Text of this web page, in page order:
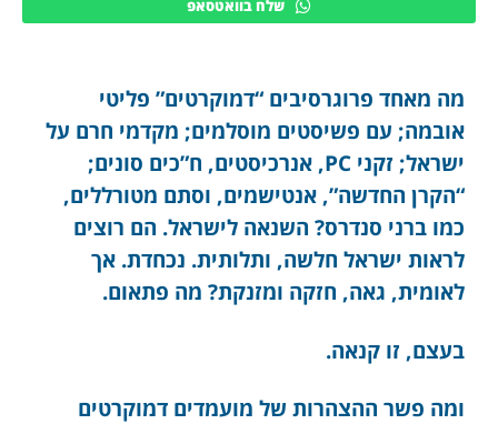
שלח בוואטסאפ
מה מאחד פרוגרסיבים “דמוקרטים” פליטי
אובמה; עם פשיסטים מוסלמים; מקדמי חרם על
ישראל; זקני PC, אנרכיסטים, ח”כים סונים;
“הקרן החדשה”, אנטישמים, וסתם מטורללים,
כמו ברני סנדרס? השנאה לישראל. הם רוצים
לראות ישראל חלשה, ותלותית. נכחדת. אך
לאומית, גאה, חזקה ומזנקת? מה פתאום.
בעצם, זו קנאה.
ומה פשר ההצהרות של מועמדים דמוקרטים